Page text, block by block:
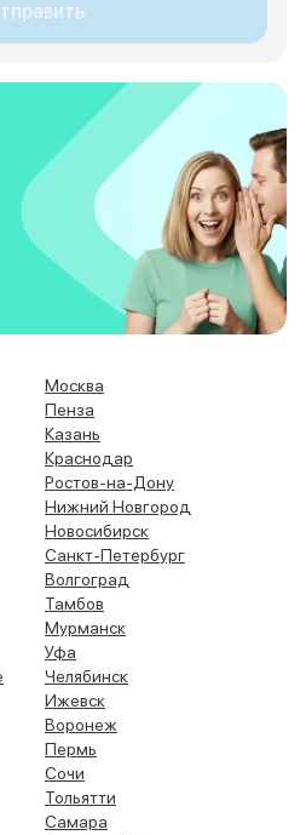
Москва
Пенза
Казань
Краснодар
Ростов-на-Дону
Нижний Новгород
Новосибирск
Санкт-Петербург
Волгоград
Тамбов
Мурманск
Уфа
Челябинск
Ижевск
Воронеж
Пермь
Сочи
Тольятти
Самара